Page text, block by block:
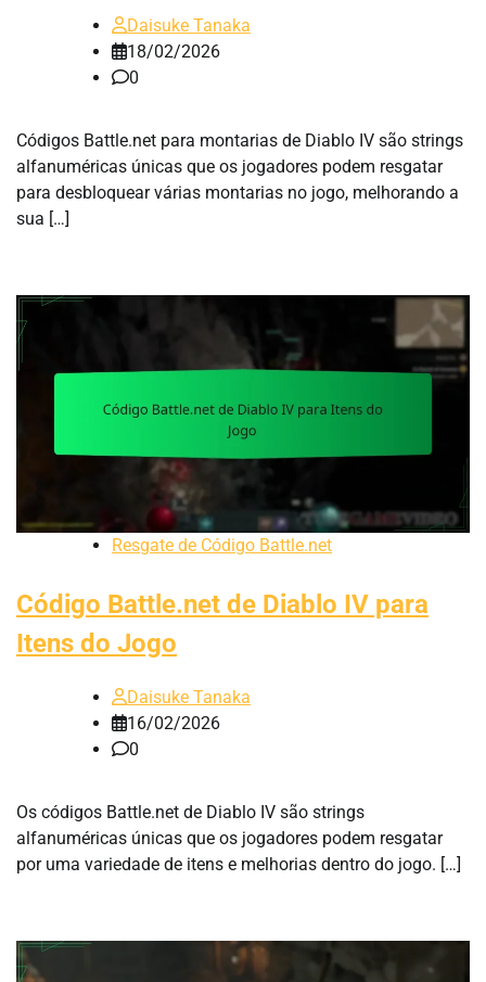
Daisuke Tanaka
18/02/2026
0
Códigos Battle.net para montarias de Diablo IV são strings
alfanuméricas únicas que os jogadores podem resgatar
para desbloquear várias montarias no jogo, melhorando a
sua […]
Resgate de Código Battle.net
Código Battle.net de Diablo IV para
Itens do Jogo
Daisuke Tanaka
16/02/2026
0
Os códigos Battle.net de Diablo IV são strings
alfanuméricas únicas que os jogadores podem resgatar
por uma variedade de itens e melhorias dentro do jogo. […]